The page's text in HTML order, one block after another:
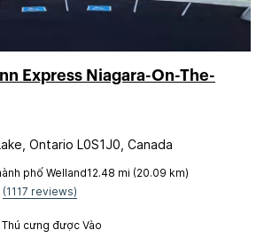
Express Niagara-On-The-
Ontario L0S1J0, Canada
phố Welland12.48 mi (20.09 km)
(1117 reviews)
Thú cưng được Vào